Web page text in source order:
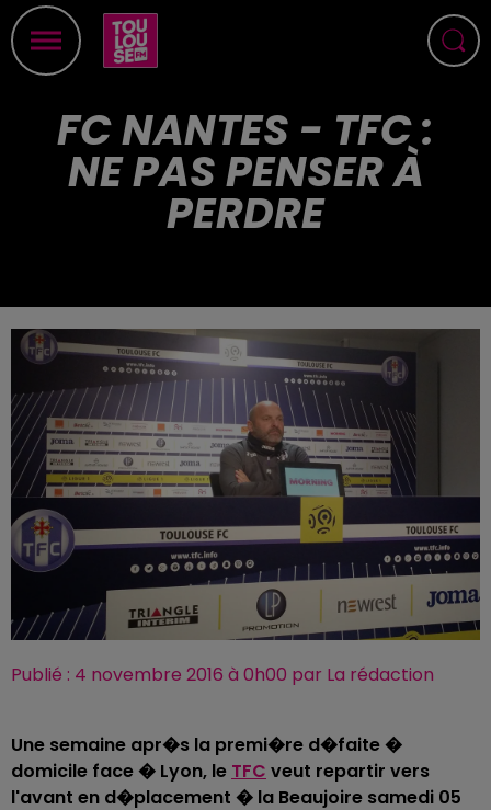
FC NANTES - TFC :
NE PAS PENSER À
PERDRE
Publié : 4 novembre 2016 à 0h00 par La rédaction
Une semaine apr�s la premi�re d�faite �
domicile face � Lyon, le TFC veut repartir vers
l'avant en d�placement � la Beaujoire samedi 05